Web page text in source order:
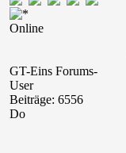
Online
GT-Eins Forums-
User
Beiträge: 6556
Do